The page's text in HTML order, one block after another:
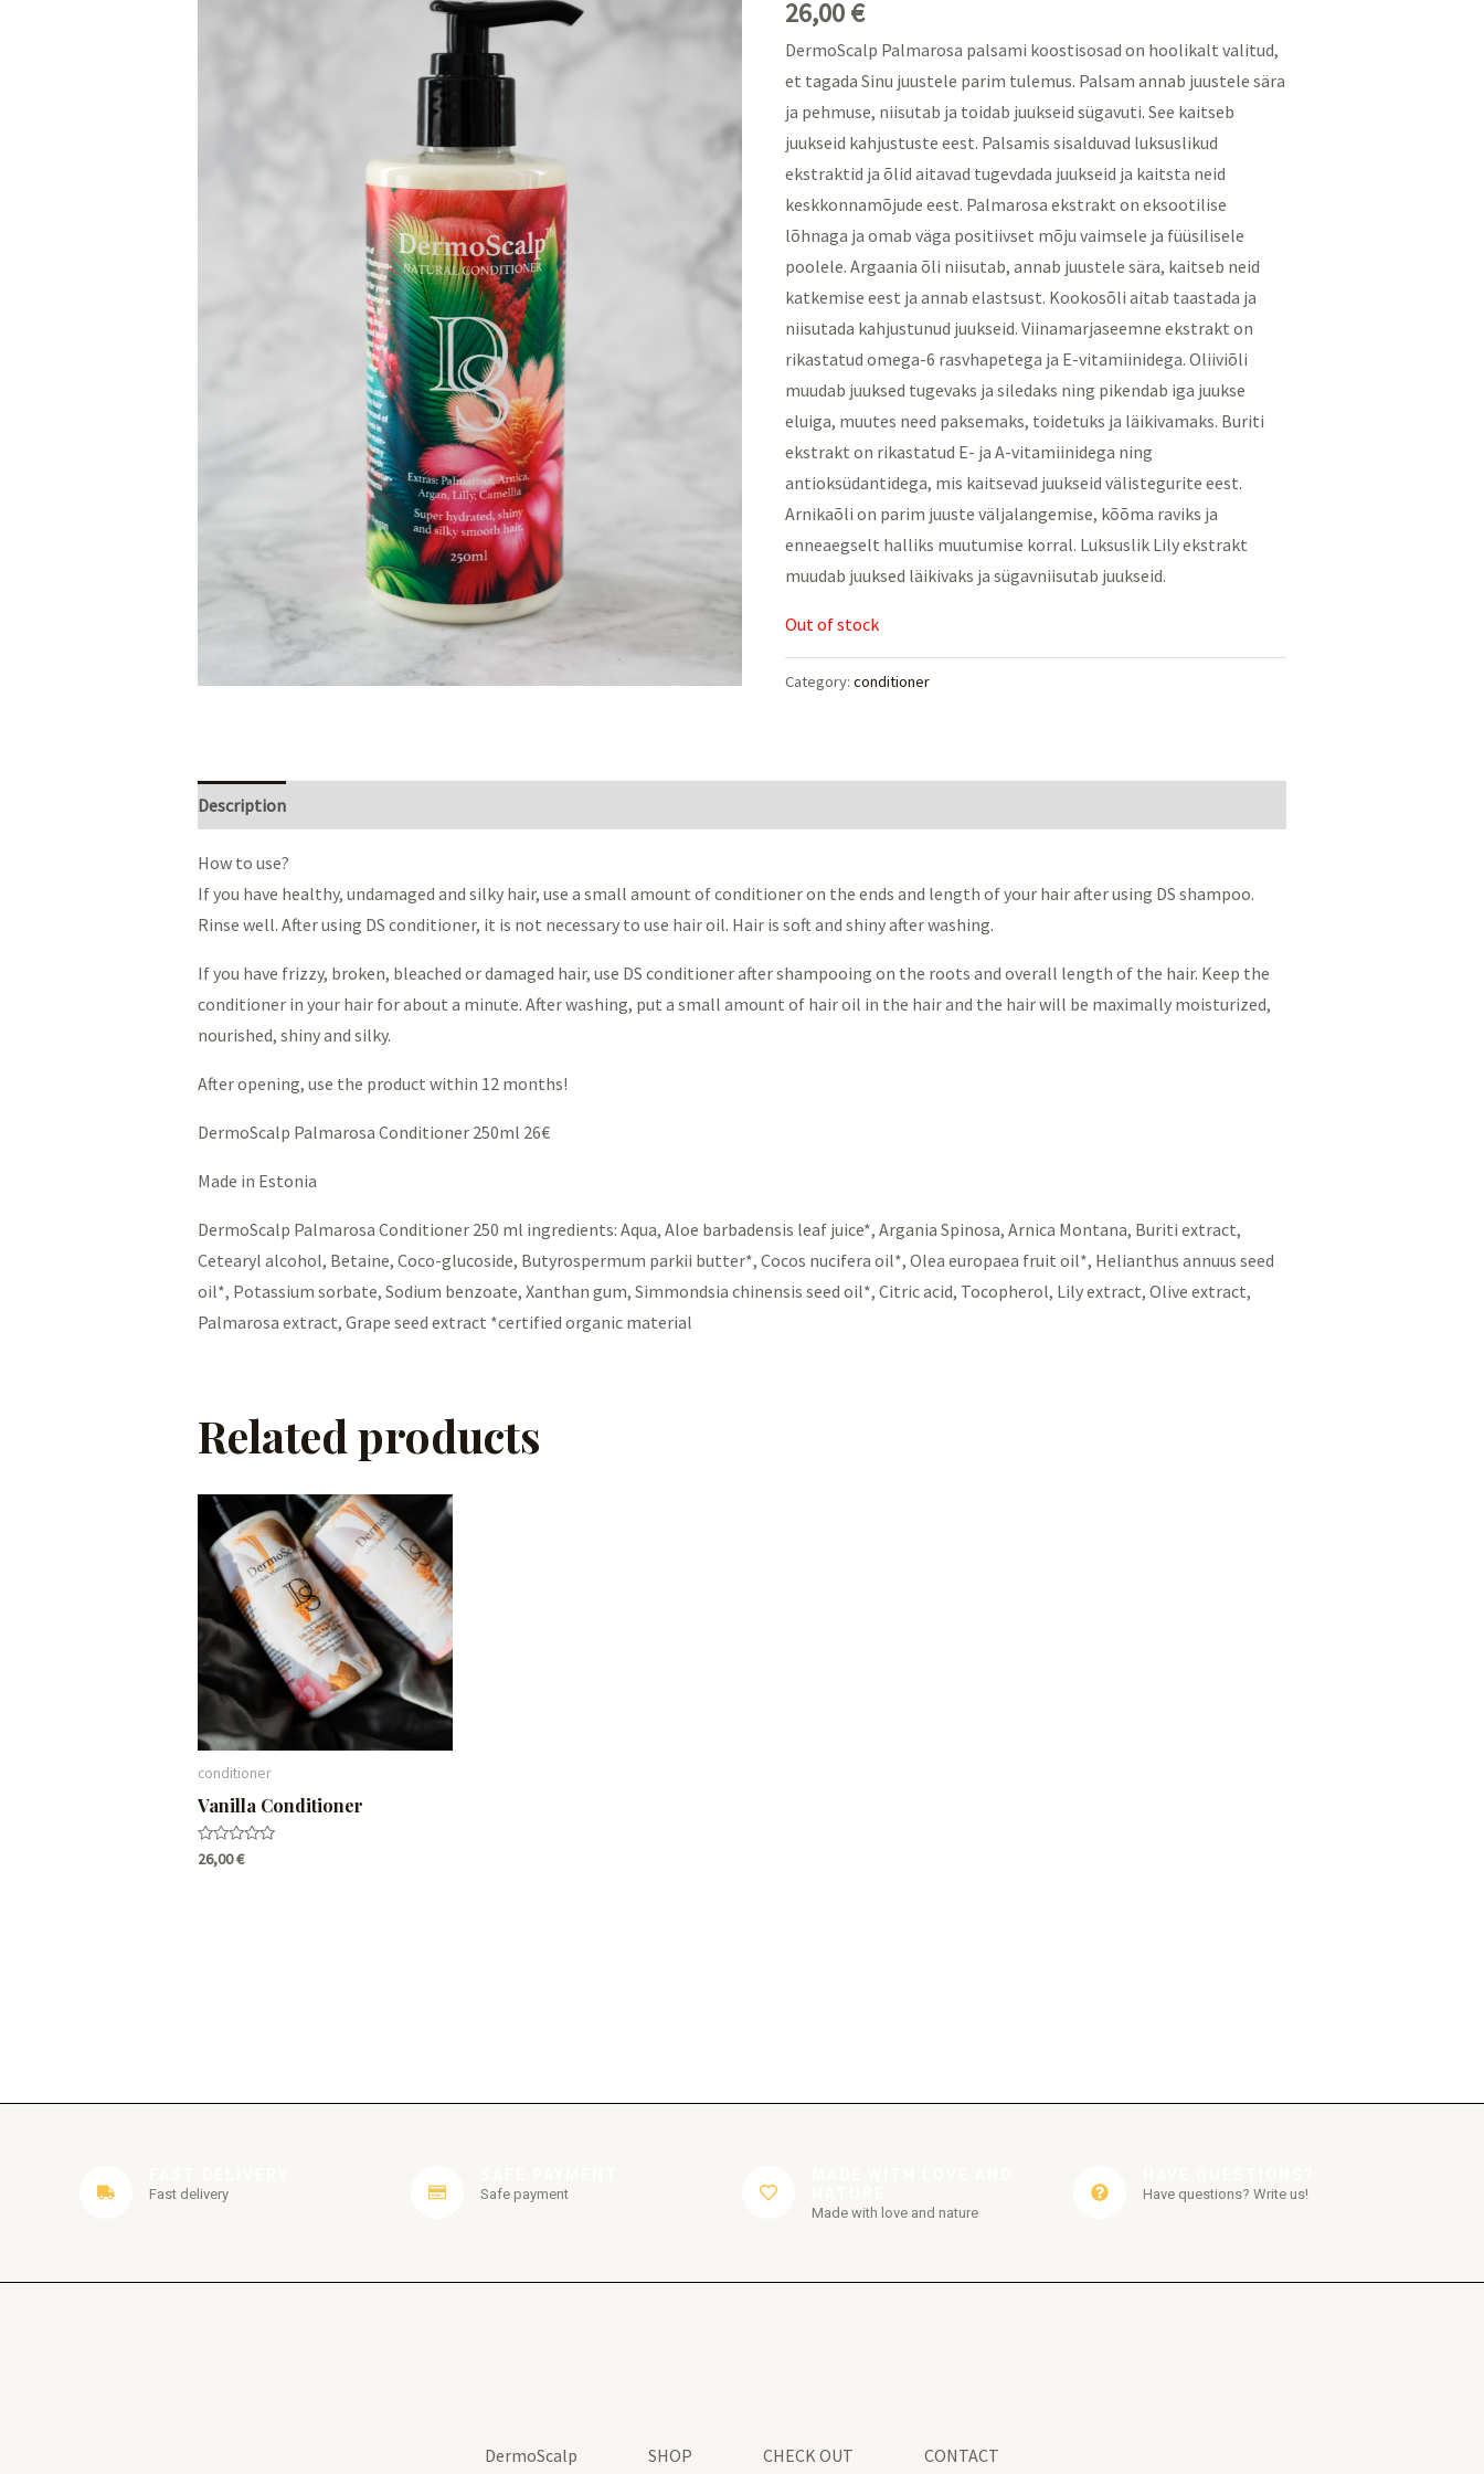
26,00€
DermoScalp Palmarosa palsami koostisosad on hoolikalt valitud,
et tagada Sinu juustele parim tulemus. Palsam annab juustele sära
ja pehmuse, niisutab ja toidab juukseid sügavuti. See kaitseb
juukseid kahjustuste eest. Palsamis sisalduvad luksuslikud
ekstraktid ja õlid aitavad tugevdada juukseid ja kaitsta neid
keskkonnamõjude eest. Palmarosa ekstrakt on eksootilise
lõhnaga ja omab väga positiivset mõju vaimsele ja füüsilisele
poolele. Argaania õli niisutab, annab juustele sära, kaitseb neid
katkemise eest ja annab elastsust. Kookosõli aitab taastada ja
niisutada kahjustunud juukseid. Viinamarjaseemne ekstrakt on
rikastatud omega-6 rasvhapetega ja E-vitamiinidega. Oliiviõli
muudab juuksed tugevaks ja siledaks ning pikendab iga juukse
eluiga, muutes need paksemaks, toidetuks ja läikivamaks. Buriti
ekstrakt on rikastatud E- ja A-vitamiinidega ning
antioksüdantidega, mis kaitsevad juukseid välistegurite eest.
Arnikaõli on parim juuste väljalangemise, kõõma raviks ja
enneaegselt halliks muutumise korral. Luksuslik Lily ekstrakt
muudab juuksed läikivaks ja sügavniisutab juukseid.
Out of stock
Category:conditioner
Description
How to use?
If you have healthy, undamaged and silky hair, use a small amount of conditioner on the ends and length of your hair after using DS shampoo.
Rinse well. After using DS conditioner, it is not necessary to use hair oil. Hair is soft and shiny after washing.
If you have frizzy, broken, bleached or damaged hair, use DS conditioner after shampooing on the roots and overall length of the hair. Keep the
conditioner in your hair for about a minute. After washing, put a small amount of hair oil in the hair and the hair will be maximally moisturized,
nourished, shiny and silky.
After opening, use the product within 12 months!
DermoScalp Palmarosa Conditioner 250ml 26€
Made in Estonia
DermoScalp Palmarosa Conditioner 250 ml ingredients: Aqua, Aloe barbadensis leaf juice*, Argania Spinosa, Arnica Montana, Buriti extract,
Cetearyl alcohol, Betaine, Coco-glucoside, Butyrospermum parkii butter*, Cocos nucifera oil*, Olea europaea fruit oil*, Helianthus annuus seed
oil*, Potassium sorbate, Sodium benzoate, Xanthan gum, Simmondsia chinensis seed oil*, Citric acid, Tocopherol, Lily extract, Olive extract,
Palmarosa extract, Grape seed extract *certified organic material
Related products
conditioner
Vanilla Conditioner
Rated
0
26,00€
Fast delivery Safe payment
Made with love and nature
Have questions? Write us!
DermoScalp SHOP CHECK OUT CONTACT